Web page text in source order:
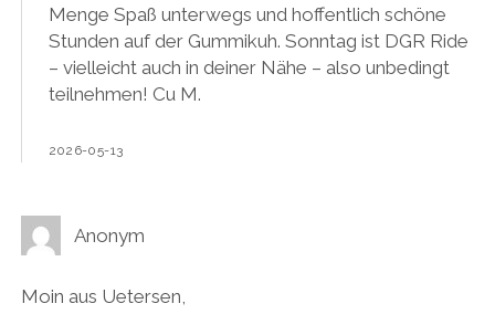
Menge Spaß unterwegs und hoffentlich schöne
Stunden auf der Gummikuh. Sonntag ist DGR Ride
– vielleicht auch in deiner Nähe – also unbedingt
teilnehmen! Cu M.
2026-05-13
Anonym
Moin aus Uetersen,